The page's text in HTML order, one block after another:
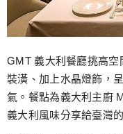
GMT 義大利餐廳挑高空
裝潢、加上水晶燈飾，
氣。餐點為義大利主廚
義大利風味分享給臺灣